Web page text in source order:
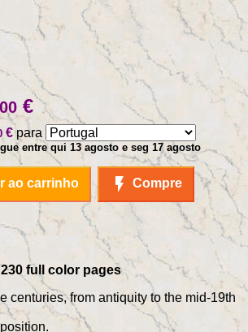
€
€para
entre qui 13 agosto e seg 17 agosto
ao carrinho flash_on Compre
full color pages
centuries, from antiquity to the mid-19th